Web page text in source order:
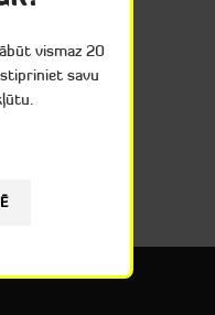
vismaz 20
savu